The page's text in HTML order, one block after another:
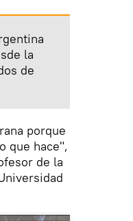
la
de
porque
que hace",
de la